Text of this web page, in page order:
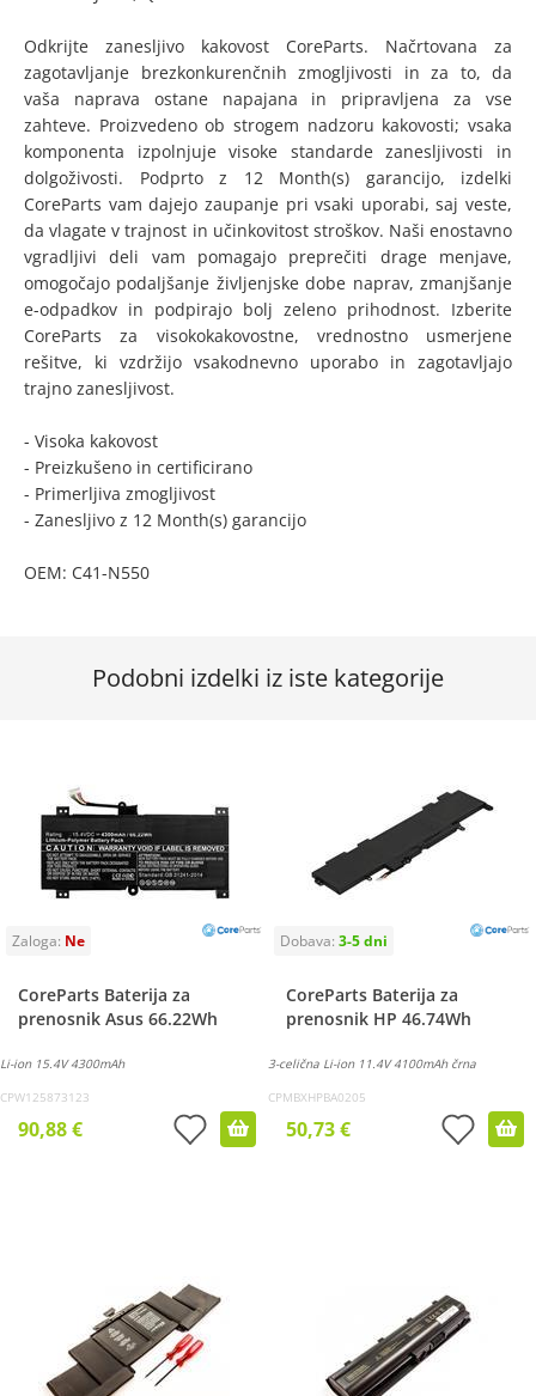
Odkrijte zanesljivo kakovost CoreParts. Načrtovana za
zagotavljanje brezkonkurenčnih zmogljivosti in za to, da
vaša naprava ostane napajana in pripravljena za vse
zahteve. Proizvedeno ob strogem nadzoru kakovosti; vsaka
komponenta izpolnjuje visoke standarde zanesljivosti in
dolgoživosti. Podprto z 12 Month(s) garancijo, izdelki
CoreParts vam dajejo zaupanje pri vsaki uporabi, saj veste,
da vlagate v trajnost in učinkovitost stroškov. Naši enostavno
vgradljivi deli vam pomagajo preprečiti drage menjave,
omogočajo podaljšanje življenjske dobe naprav, zmanjšanje
e-odpadkov in podpirajo bolj zeleno prihodnost. Izberite
CoreParts za visokokakovostne, vrednostno usmerjene
rešitve, ki vzdržijo vsakodnevno uporabo in zagotavljajo
trajno zanesljivost.
- Visoka kakovost
- Preizkušeno in certificirano
- Primerljiva zmogljivost
- Zanesljivo z 12 Month(s) garancijo
OEM: C41-N550
Podobni izdelki iz iste kategorije
CoreParts Baterija za
prenosnik Asus 66.22Wh
Li-ion 15.4V 4300mAh
CPW125873123
90,88 €
CoreParts Baterija za
prenosnik HP 46.74Wh
3-celična Li-ion 11.4V 4100mAh črna
CPMBXHPBA0205
50,73 €